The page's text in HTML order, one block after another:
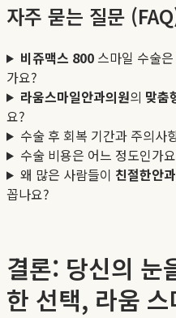
자주 묻는 질문
비쥬맥스 800스마일 수술은
가요?
라움스마일안과의원의 맞춤
요?
수술 후 회복 기간과 주의사
수술 비용은 어느 정도인가
왜 많은 사람들이 친절한안
꼽나요?
결론: 당신의 눈
한 선택, 라움 스